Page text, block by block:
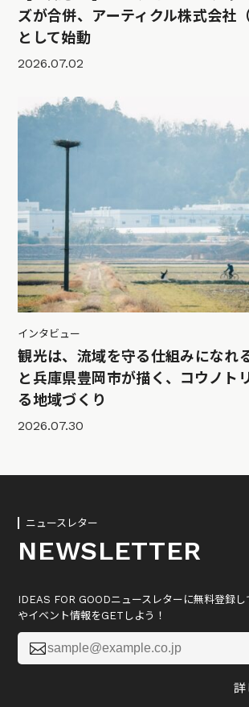
ズが合併、アーティクル株式会社
として始動
2026.07.02
インタビュー
観光は、流域を守る仕組みになれ
と兵庫県豊岡市が描く、コウノト
る地域づくり
2026.07.30
ニュースレター
NEWSLETTER
IDEAS FOR GOODニュースレターに無料登録し
やイベント情報をGETしよう！

詳